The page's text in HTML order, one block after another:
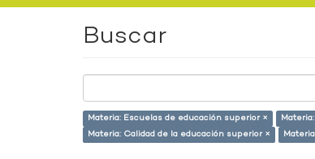
Buscar
Materia: Escuelas de educación superior ×
Materia: Calidad de la educación superior ×